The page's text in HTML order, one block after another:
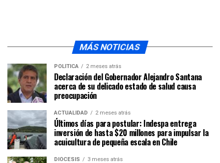
MÁS NOTICIAS
POLÍTICA 2 meses atrás
Declaración del Gobernador Alejandro Santana
acerca de su delicado estado de salud causa
preocupación
ACTUALIDAD 2 meses atrás
Últimos días para postular: Indespa entrega
inversión de hasta $20 millones para impulsar la
acuicultura de pequeña escala en Chile
DIÓCESIS 3 meses atrás